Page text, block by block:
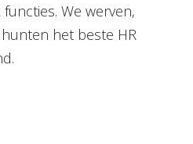
We werven,
het beste HR